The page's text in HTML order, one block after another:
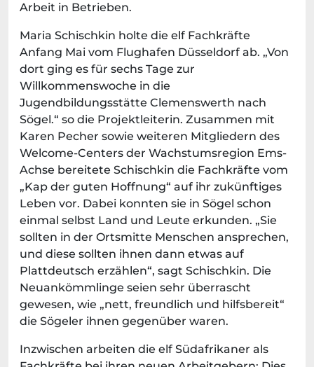
Arbeit in Betrieben.
Maria Schischkin holte die elf Fachkräfte
Anfang Mai vom Flughafen Düsseldorf ab. „Von
dort ging es für sechs Tage zur
Willkommenswoche in die
Jugendbildungsstätte Clemenswerth nach
Sögel.“ so die Projektleiterin. Zusammen mit
Karen Pecher sowie weiteren Mitgliedern des
Welcome-Centers der Wachstumsregion Ems-
Achse bereitete Schischkin die Fachkräfte vom
„Kap der guten Hoffnung“ auf ihr zukünftiges
Leben vor. Dabei konnten sie in Sögel schon
einmal selbst Land und Leute erkunden. „Sie
sollten in der Ortsmitte Menschen ansprechen,
und diese sollten ihnen dann etwas auf
Plattdeutsch erzählen“, sagt Schischkin. Die
Neuankömmlinge seien sehr überrascht
gewesen, wie „nett, freundlich und hilfsbereit“
die Sögeler ihnen gegenüber waren.
Inzwischen arbeiten die elf Südafrikaner als